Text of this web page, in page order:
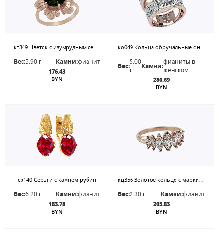
кт349 Цветок с изумрудным сердцем для жаркого лета
Вес:5.90 г Камни:фианит
176.43
BYN
ко049 Кольца обручальные с накладкой из белого золота
Вес:5.00
г
Камни:фианиты в
женском
286.69
BYN
ср140 Серьги с камнем рубин
Вес:6.20 г Камни:фианит
183.78
BYN
кц356 Золотое кольцо с маркизами.
Вес:2.30 г Камни:фианит
205.83
BYN